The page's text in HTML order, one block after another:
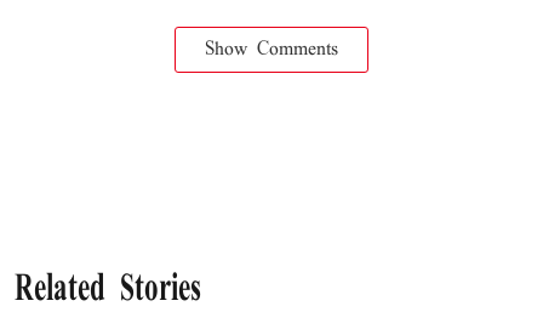
Show Comments
Related Stories